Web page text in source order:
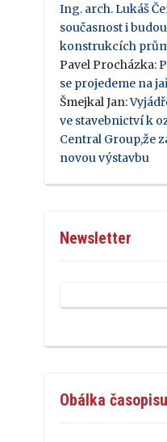
Ing. arch. Lukáš
současnost i
konstrukcích
Pavel Procházka:
se projedeme na
Šmejkal Jan:
ve stavebnictví k
Central Group,že
novou výstavbu
Newsletter
Obálka časopisu